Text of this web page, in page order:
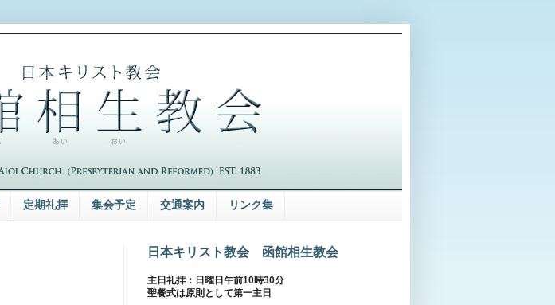
定期礼拝 集会予定 交通案内 リンク集
日本キリスト教会 函館相生教会
主日礼拝：日曜日午前10時30分
聖餐式は原則として第一主日